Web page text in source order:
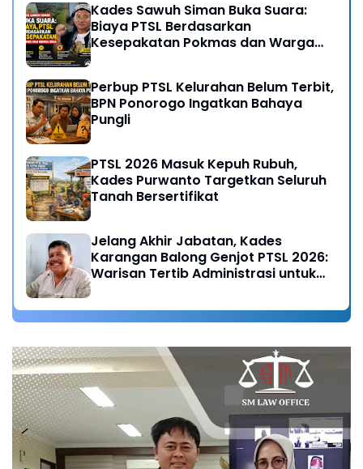
Kades Sawuh Siman Buka Suara:
Biaya PTSL Berdasarkan
Kesepakatan Pokmas dan Warga
Perbup PTSL Kelurahan Belum Terbit,
BPN Ponorogo Ingatkan Bahaya
Pungli
PTSL 2026 Masuk Kepuh Rubuh,
Kades Purwanto Targetkan Seluruh
Tanah Bersertifikat
Jelang Akhir Jabatan, Kades
Karangan Balong Genjot PTSL 2026:
Warisan Tertib Administrasi untuk